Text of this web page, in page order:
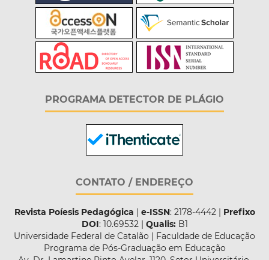
PROGRAMA DETECTOR DE PLÁGIO
CONTATO / ENDEREÇO
Revista Poíesis Pedagógica | e-ISSN: 2178-4442 | Prefixo
DOI: 10.69532 | Qualis:B1
Universidade Federal de Catalão | Faculdade de Educação
Programa de Pós-Graduação em Educação